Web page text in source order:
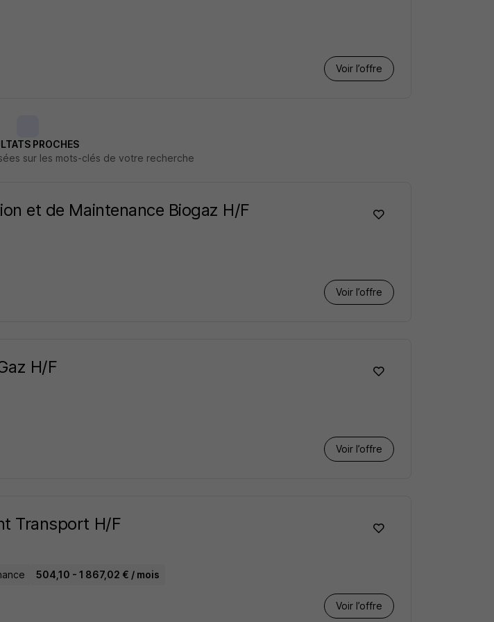
Voir l’offre
PROCHES
sur les mots-clés de votre recherche
et de Maintenance Biogaz H/F
Voir l’offre
H/F
Voir l’offre
Transport H/F
504,10 - 1 867,02 € / mois
Voir l’offre